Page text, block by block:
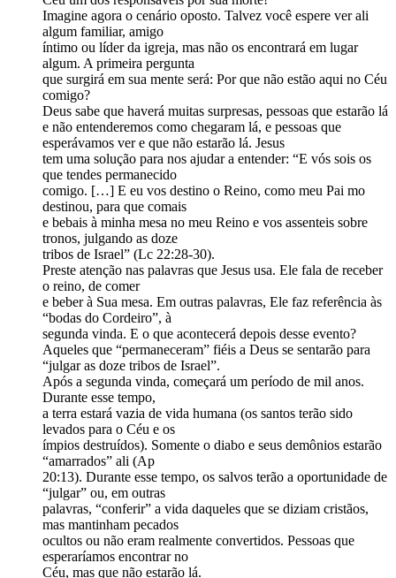
Imagine agora o cenário oposto. Talvez você espere ver ali
algum familiar, amigo
íntimo ou líder da igreja, mas não os encontrará em lugar
algum. A primeira pergunta
que surgirá em sua mente será: Por que não estão aqui no Céu
comigo?
Deus sabe que haverá muitas surpresas, pessoas que estarão lá
e não entenderemos como chegaram lá, e pessoas que
esperávamos ver e que não estarão lá. Jesus
tem uma solução para nos ajudar a entender: “E vós sois os
que tendes permanecido
comigo. […] E eu vos destino o Reino, como meu Pai mo
destinou, para que comais
e bebais à minha mesa no meu Reino e vos assenteis sobre
tronos, julgando as doze
tribos de Israel” (Lc 22:28-30).
Preste atenção nas palavras que Jesus usa. Ele fala de receber
o reino, de comer
e beber à Sua mesa. Em outras palavras, Ele faz referência às
“bodas do Cordeiro”, à
segunda vinda. E o que acontecerá depois desse evento?
Aqueles que “permaneceram” fiéis a Deus se sentarão para
“julgar as doze tribos de Israel”.
Após a segunda vinda, começará um período de mil anos.
Durante esse tempo,
a terra estará vazia de vida humana (os santos terão sido
levados para o Céu e os
ímpios destruídos). Somente o diabo e seus demônios estarão
“amarrados” ali (Ap
20:13). Durante esse tempo, os salvos terão a oportunidade de
“julgar” ou, em outras
palavras, “conferir” a vida daqueles que se diziam cristãos,
mas mantinham pecados
ocultos ou não eram realmente convertidos. Pessoas que
esperaríamos encontrar no
Céu, mas que não estarão lá.